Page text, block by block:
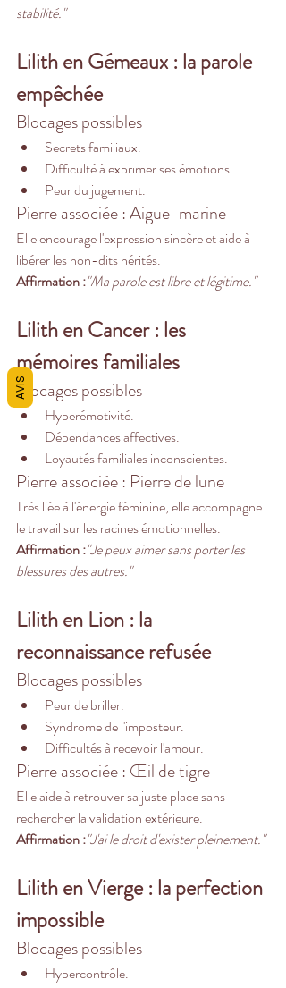
stabilité."
Lilith en Gémeaux : la parole
empêchée
Blocages possibles
Secrets familiaux.
Difficulté à exprimer ses émotions.
Peur du jugement.
Pierre associée : Aigue-marine
Elle encourage l'expression sincère et aide à
libérer les non-dits hérités.
Affirmation :"Ma parole est libre et légitime."
Lilith en Cancer : les
mémoires familiales
Blocages possibles
Hyperémotivité.
Dépendances affectives.
Loyautés familiales inconscientes.
Pierre associée : Pierre de lune
Très liée à l'énergie féminine, elle accompagne
le travail sur les racines émotionnelles.
Affirmation :"Je peux aimer sans porter les
blessures des autres."
Lilith en Lion : la
reconnaissance refusée
Blocages possibles
Peur de briller.
Syndrome de l'imposteur.
Difficultés à recevoir l'amour.
Pierre associée : Œil de tigre
Elle aide à retrouver sa juste place sans
rechercher la validation extérieure.
Affirmation :"J'ai le droit d'exister pleinement."
Lilith en Vierge : la perfection
impossible
Blocages possibles
Hypercontrôle.
AVIS